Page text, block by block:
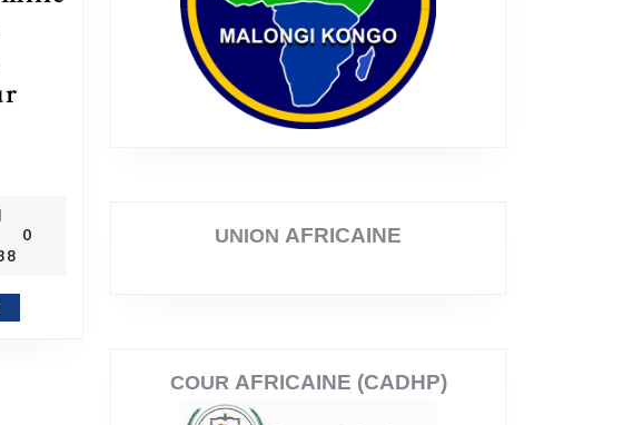
pour son passé d’esclave
5 février 2023
|
ONG
0
PLUS
UNION AFRICAINE
COUR AFRICAINE (CADHP)